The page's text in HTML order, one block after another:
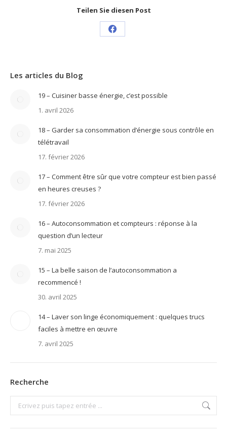
Teilen Sie diesen Post
Share
Les articles du Blog
19 – Cuisiner basse énergie, c’est possible
1. avril 2026
18 – Garder sa consommation d’énergie sous contrôle en
télétravail
17. février 2026
17 – Comment être sûr que votre compteur est bien passé
en heures creuses ?
17. février 2026
16 – Autoconsommation et compteurs : réponse à la
question d’un lecteur
7. mai 2025
15 – La belle saison de l’autoconsommation a
recommencé !
30. avril 2025
14 – Laver son linge économiquement : quelques trucs
faciles à mettre en œuvre
7. avril 2025
Recherche
Search: